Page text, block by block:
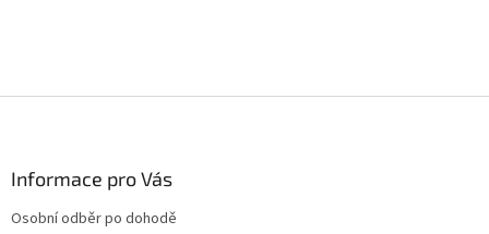
Informace pro Vás
Osobní odběr po dohodě